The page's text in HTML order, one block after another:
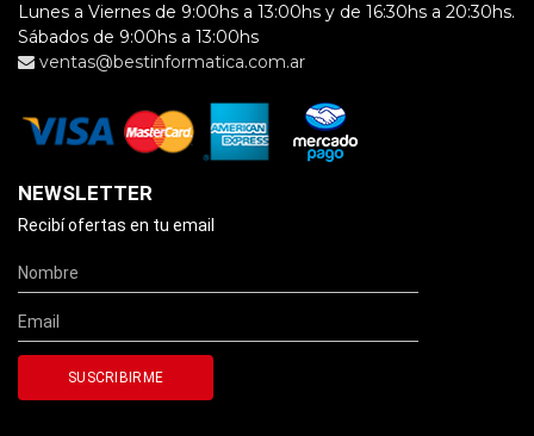
Lunes a Viernes de 9:00hs a 13:00hs y de 16:30hs a 20:30hs.
Sábados de 9:00hs a 13:00hs
ventas@bestinformatica.com.ar
NEWSLETTER
Recibí ofertas en tu email